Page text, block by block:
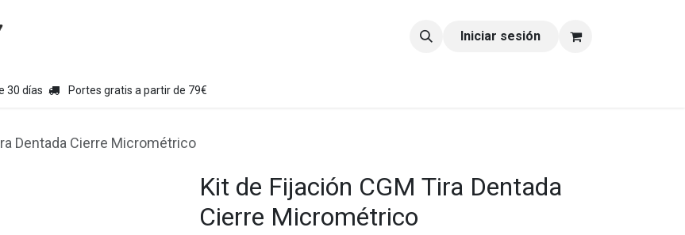
moto Iniciar sesión
30 días Portes gratis a partir de 79€
Dentada Cierre Micrométrico
Kit de Fijación CGM Tira Dentada
Cierre Micrométrico